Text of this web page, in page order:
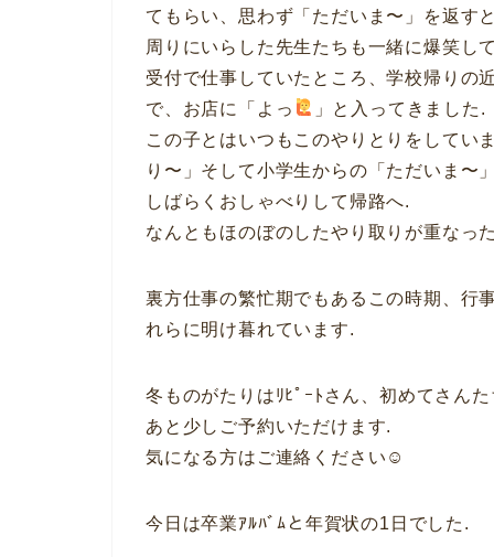
てもらい、思わず「ただいま〜」を返す
周りにいらした先生たちも一緒に爆笑し
受付で仕事していたところ、学校帰りの
で、お店に「よっ
」と入ってきました.
この子とはいつもこのやりとりをしてい
り〜」そして小学生からの「ただいま〜
しばらくおしゃべりして帰路へ.
なんともほのぼのしたやり取りが重なっ
裏方仕事の繁忙期でもあるこの時期、行
れらに明け暮れています.
冬ものがたりはﾘﾋﾟｰﾄさん、初めてさん
あと少しご予約いただけます.
気になる方はご連絡ください☺︎
今日は卒業ｱﾙﾊﾞﾑと年賀状の1日でした.